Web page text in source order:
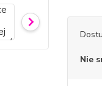
Nie